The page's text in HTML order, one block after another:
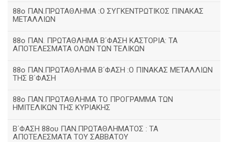
88ο ΠΑΝ.ΠΡΩΤΑΘΛΗΜΑ :Ο ΣΥΓΚΕΝΤΡΩΤΙΚΟΣ ΠΙΝΑΚΑΣ
ΜΕΤΑΛΛΙΩΝ
88ο ΠΑΝ. ΠΡΩΤΑΘΛΗΜΑ Β΄ΦΑΣΗ ΚΑΣΤΟΡΙΑ: ΤΑ
ΑΠΟΤΕΛΕΣΜΑΤΑ ΟΛΩΝ ΤΩΝ ΤΕΛΙΚΩΝ
88ο ΠΑΝ.ΠΡΩΤΑΘΛΗΜΑ Β΄ΦΑΣΗ :Ο ΠΙΝΑΚΑΣ ΜΕΤΑΛΛΙΩΝ
ΤΗΣ Β΄ΦΑΣΗ
88ο ΠΑΝ.ΠΡΩΤΑΘΛΗΜΑ ΤΟ ΠΡΟΓΡΑΜΜΑ ΤΩΝ
ΗΜΙΤΕΛΙΚΩΝ ΤΗΣ ΚΥΡΙΑΚΗΣ
Β΄ΦΑΣΗ 88ου ΠΑΝ.ΠΡΩΤΑΘΛΗΜΑΤΟΣ : ΤΑ
ΑΠΟΤΕΛΕΣΜΑΤΑ ΤΟΥ ΣΑΒΒΑΤΟΥ